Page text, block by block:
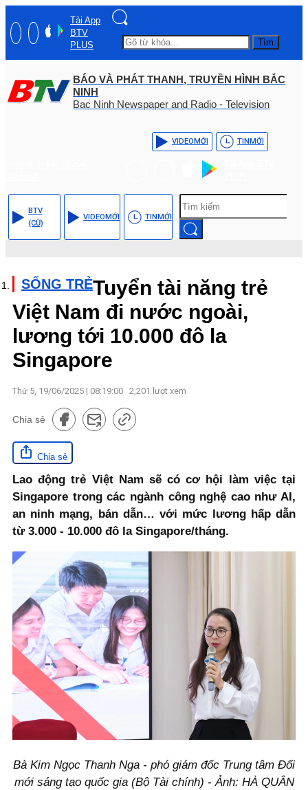
Tải App
BTV
PLUS
Tìm
BÁO VÀ PHÁT THANH, TRUYỀN HÌNH BẮC
NINH
Bac Ninh Newspaper and Radio - Television
VIDEOMỚI TINMỚI
BTV
(CŨ)
VIDEOMỚI TINMỚI
SỐNG TRẺTuyển tài năng trẻ
Việt Nam đi nước ngoài,
lương tới 10.000 đô la
Singapore
Thứ 5, 19/06/2025 | 08:19:00 2,201 lượt xem
Chia sẻ
Chia sẻ
Lao động trẻ Việt Nam sẽ có cơ hội làm việc tại
Singapore trong các ngành công nghệ cao như AI,
an ninh mạng, bán dẫn… với mức lương hấp dẫn
từ 3.000 - 10.000 đô la Singapore/tháng.
Bà Kim Ngọc Thanh Nga - phó giám đốc Trung tâm Đổi
mới sáng tạo quốc gia (Bộ Tài chính) - Ảnh: HÀ QUÂN